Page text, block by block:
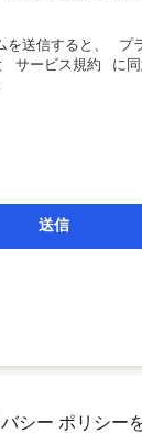
を送信すると、
プ
サービス規約
に
送信
シー ポリシー